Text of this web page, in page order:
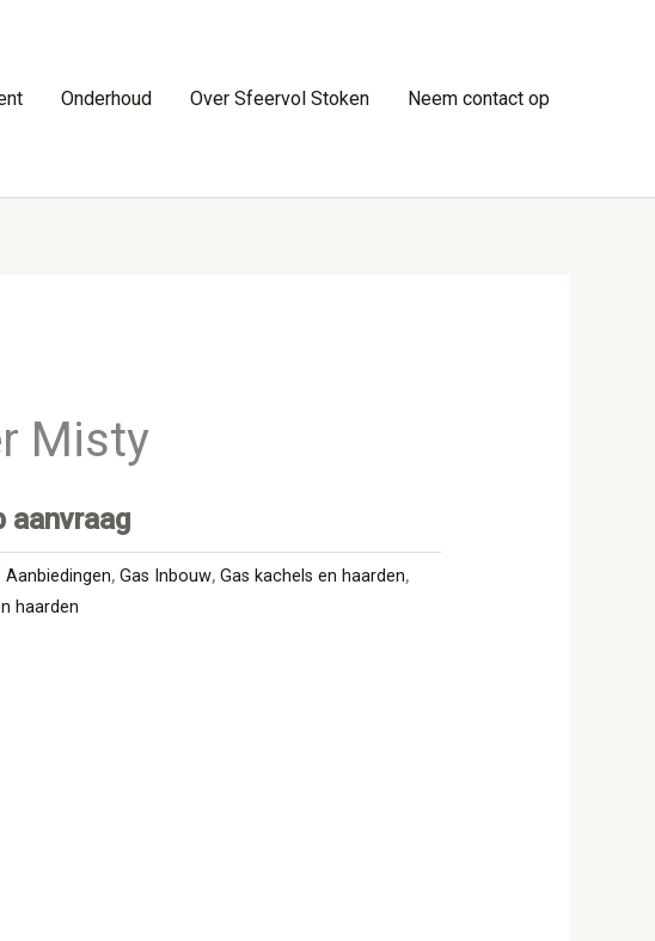
Onderhoud Over Sfeervol Stoken Neem contact op
Misty
aanvraag
Aanbiedingen,Gas Inbouw,Gas kachels en haarden,
haarden